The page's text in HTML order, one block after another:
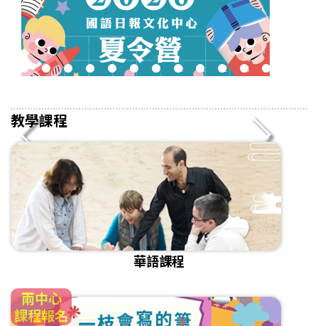
兩中心
課程報名
4 5 6 7 8 9 10 11 12 13 14
教學課程
華語課程